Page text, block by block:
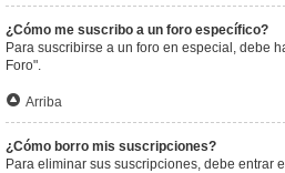
¿Cómo me suscribo a un foro específico?
Para suscribirse a un foro en especial, debe
Foro".
Arriba
¿Cómo borro mis suscripciones?
Para eliminar sus suscripciones, debe entrar